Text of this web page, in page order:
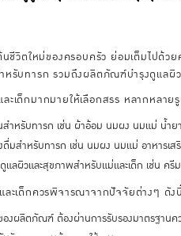
นชีวิตใหม่ของครอบครัว ย่อมเต็มไปด้
ำหรับทารก รวมถึงผลิตภัณฑ์บำรุงดูแลผิ
ะเด็กมากมายให้เลือกสรร หลากหลา
ำหรับทารก เช่น ผ้าอ้อม นมผง นมแม่ น้ำย
งดื่มสำหรับทารก เช่น นมผง นมแม่ อาหารเ
ลผิวและสุขภาพสำหรับแม่และเด็ก เช่น ค
ละเด็กควรพิจารณาจากปัจจัยต่างๆ ดังนี้
งผลิตภัณฑ์ ต้องผ่านการรับรองมาตรฐานค